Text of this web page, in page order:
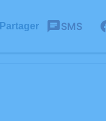
Partager SMS